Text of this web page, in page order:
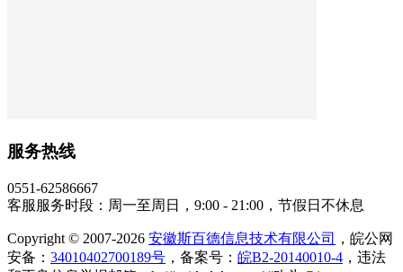
服务热线
0551-62586667
客服服务时段：周一至周日，9:00 - 21:00，节假日不休息
Copyright © 2007-2026 安徽斯百德信息技术有限公司
，皖公网
安备： 34010402700189号 ，备案号： 皖B2-20140010-4 ，违法